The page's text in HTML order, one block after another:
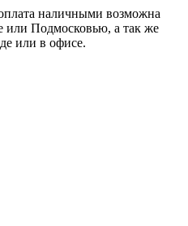
наличными возможна
или Подмосковью, а так же
или в офисе.